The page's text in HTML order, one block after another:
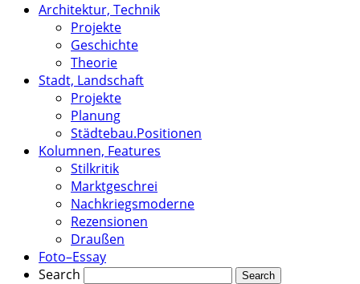
Architektur, Technik
Projekte
Geschichte
Theorie
Stadt, Landschaft
Projekte
Planung
Städtebau.Positionen
Kolumnen, Features
Stilkritik
Marktgeschrei
Nachkriegsmoderne
Rezensionen
Draußen
Foto–Essay
Search